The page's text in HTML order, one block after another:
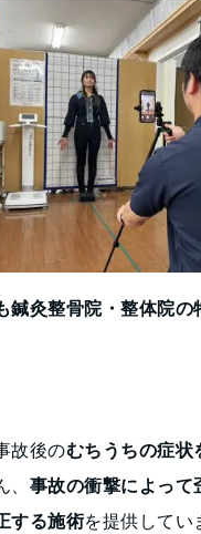
灸整骨院・整体院の
故後のむちうちの症状
事故の衝撃によって
する施術を提供してい